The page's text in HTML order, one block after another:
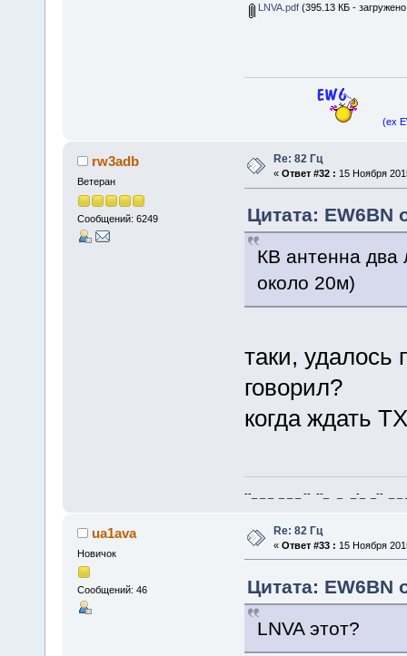
LNVA.pdf(395.13 КБ -
(ex
rw3adb
Ветеран
Сообщений: 6249
Re: 82 Гц
« Ответ #32 : 15 Ноября
Цитата: EW6BN
КВ антенна два
около 20м)
таки, удалось
говорил?
когда ждать
--_ _ _ _ _ _ -- --_ _ _-_ _-- _ _
ua1ava
Новичок
Сообщений: 46
Re: 82 Гц
« Ответ #33 : 15 Ноября
Цитата: EW6BN
LNVA этот?